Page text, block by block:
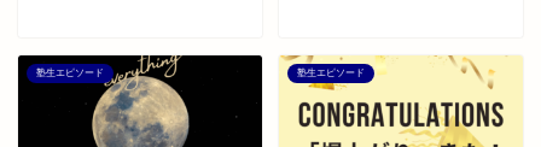
塾生エピソード 塾生エピソード